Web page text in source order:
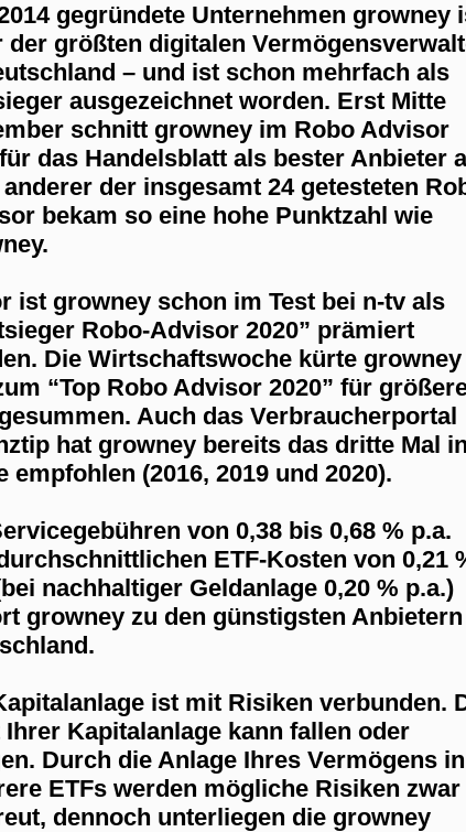
gegründete Unternehmen growney
der größten digitalen
– und ist schon mehrfach als
ausgezeichnet worden. Erst Mitte
schnitt growney im Robo Advisor
das Handelsblatt als bester Anbieter
der insgesamt 24 getesteten
bekam so eine hohe Punktzahl wie
ist growney schon im Test bei n-tv als
Robo-Advisor 2020” prämiert
Die Wirtschaftswoche kürte
“Top Robo Advisor 2020” für
Auch das Verbraucherportal
hat growney bereits das dritte Mal
empfohlen (2016, 2019 und 2020).
von 0,38 bis 0,68 % p.a.
ETF-Kosten von 0,21
nachhaltiger Geldanlage 0,20 % p.a.)
growney zu den günstigsten
ist mit Risiken verbunden.
Ihrer Kapitalanlage kann fallen oder
Durch die Anlage Ihres Vermögens in
ETFs werden mögliche Risiken zwar
dennoch unterliegen die growney